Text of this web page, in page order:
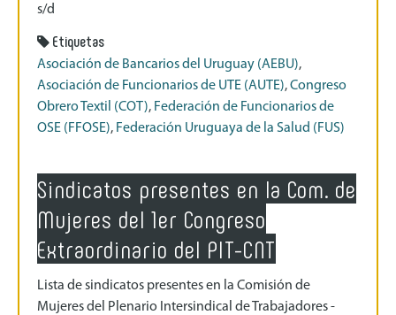
s/d
Etiquetas
Asociación de Bancarios del Uruguay (AEBU),
Asociación de Funcionarios de UTE (AUTE),Congreso
Obrero Textil (COT), Federación de Funcionarios de
OSE (FFOSE), Federación Uruguaya de la Salud (FUS)
Sindicatos presentes en la Com. de
Mujeres del 1er Congreso
Extraordinario del PIT-CNT
Lista de sindicatos presentes en la Comisión de
Mujeres del Plenario Intersindical de Trabajadores -